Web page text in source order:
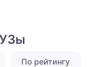
По рейтингу